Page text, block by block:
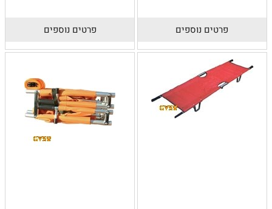
פרטים נוספים פרטים נוספים